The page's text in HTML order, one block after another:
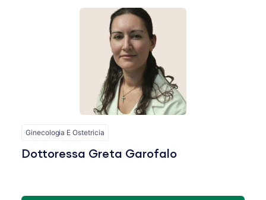
Ginecologia E Ostetricia
Dottoressa Greta Garofalo